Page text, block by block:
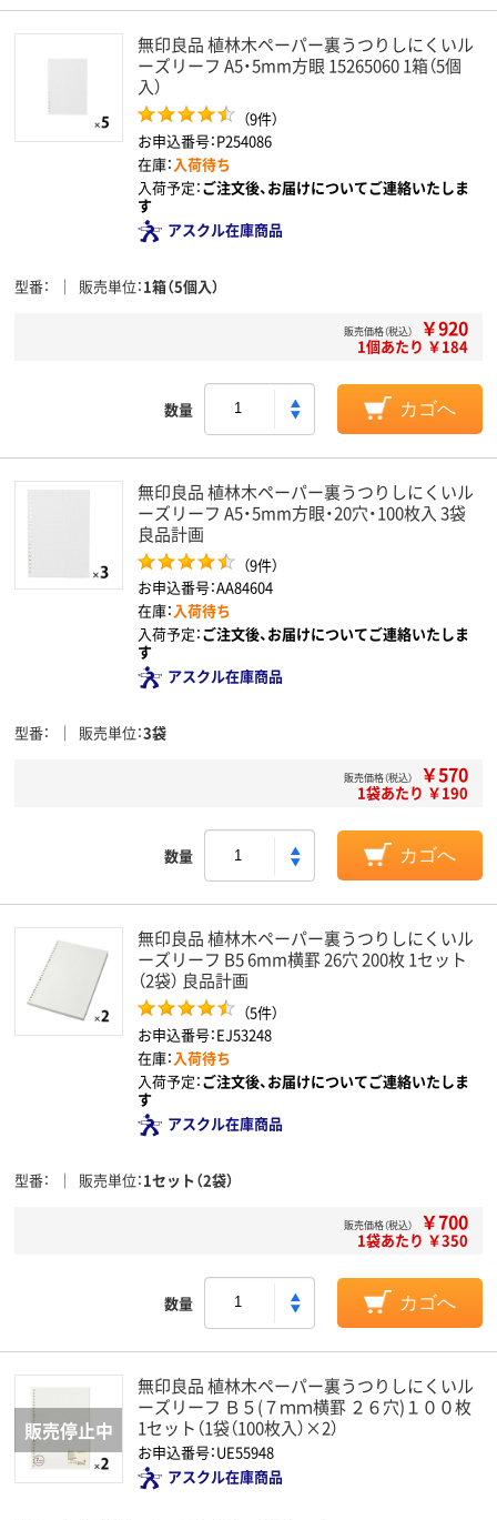
無印良品 植林木ペーパー裏うつりしにくいル
ーズリーフ A5・5mm方眼 15265060 1箱（5個
入）
（9件）
お申込番号：P254086
在庫：入荷待ち
入荷予定：ご注文後、お届けについてご連絡いたしま
す
アスクル在庫商品
型番 販売単位 1箱（5個入）
販売価格（税込） ￥920
1個あたり ￥184
数量 カゴへ
無印良品 植林木ペーパー裏うつりしにくいル
ーズリーフ A5・5mm方眼・20穴・100枚入 3袋
良品計画
（9件）
お申込番号：AA84604
在庫：入荷待ち
入荷予定：ご注文後、お届けについてご連絡いたしま
す
アスクル在庫商品
型番 販売単位 3袋
販売価格（税込） ￥570
1袋あたり ￥190
数量 カゴへ
無印良品 植林木ペーパー裏うつりしにくいル
ーズリーフ B5 6mm横罫 26穴 200枚 1セット
（2袋） 良品計画
（5件）
お申込番号：EJ53248
在庫： 入荷待ち
入荷予定：ご注文後、お届けについてご連絡いたしま
す
アスクル在庫商品
型番 販売単位 1セット（2袋）
販売価格（税込） ￥700
1袋あたり ￥350
数量 カゴへ
無印良品 植林木ペーパー裏うつりしにくいル
ーズリーフ Ｂ５(７ｍｍ横罫 ２６穴)１００枚
1セット（1袋（100枚入）×2）
お申込番号：UE55948
アスクル在庫商品